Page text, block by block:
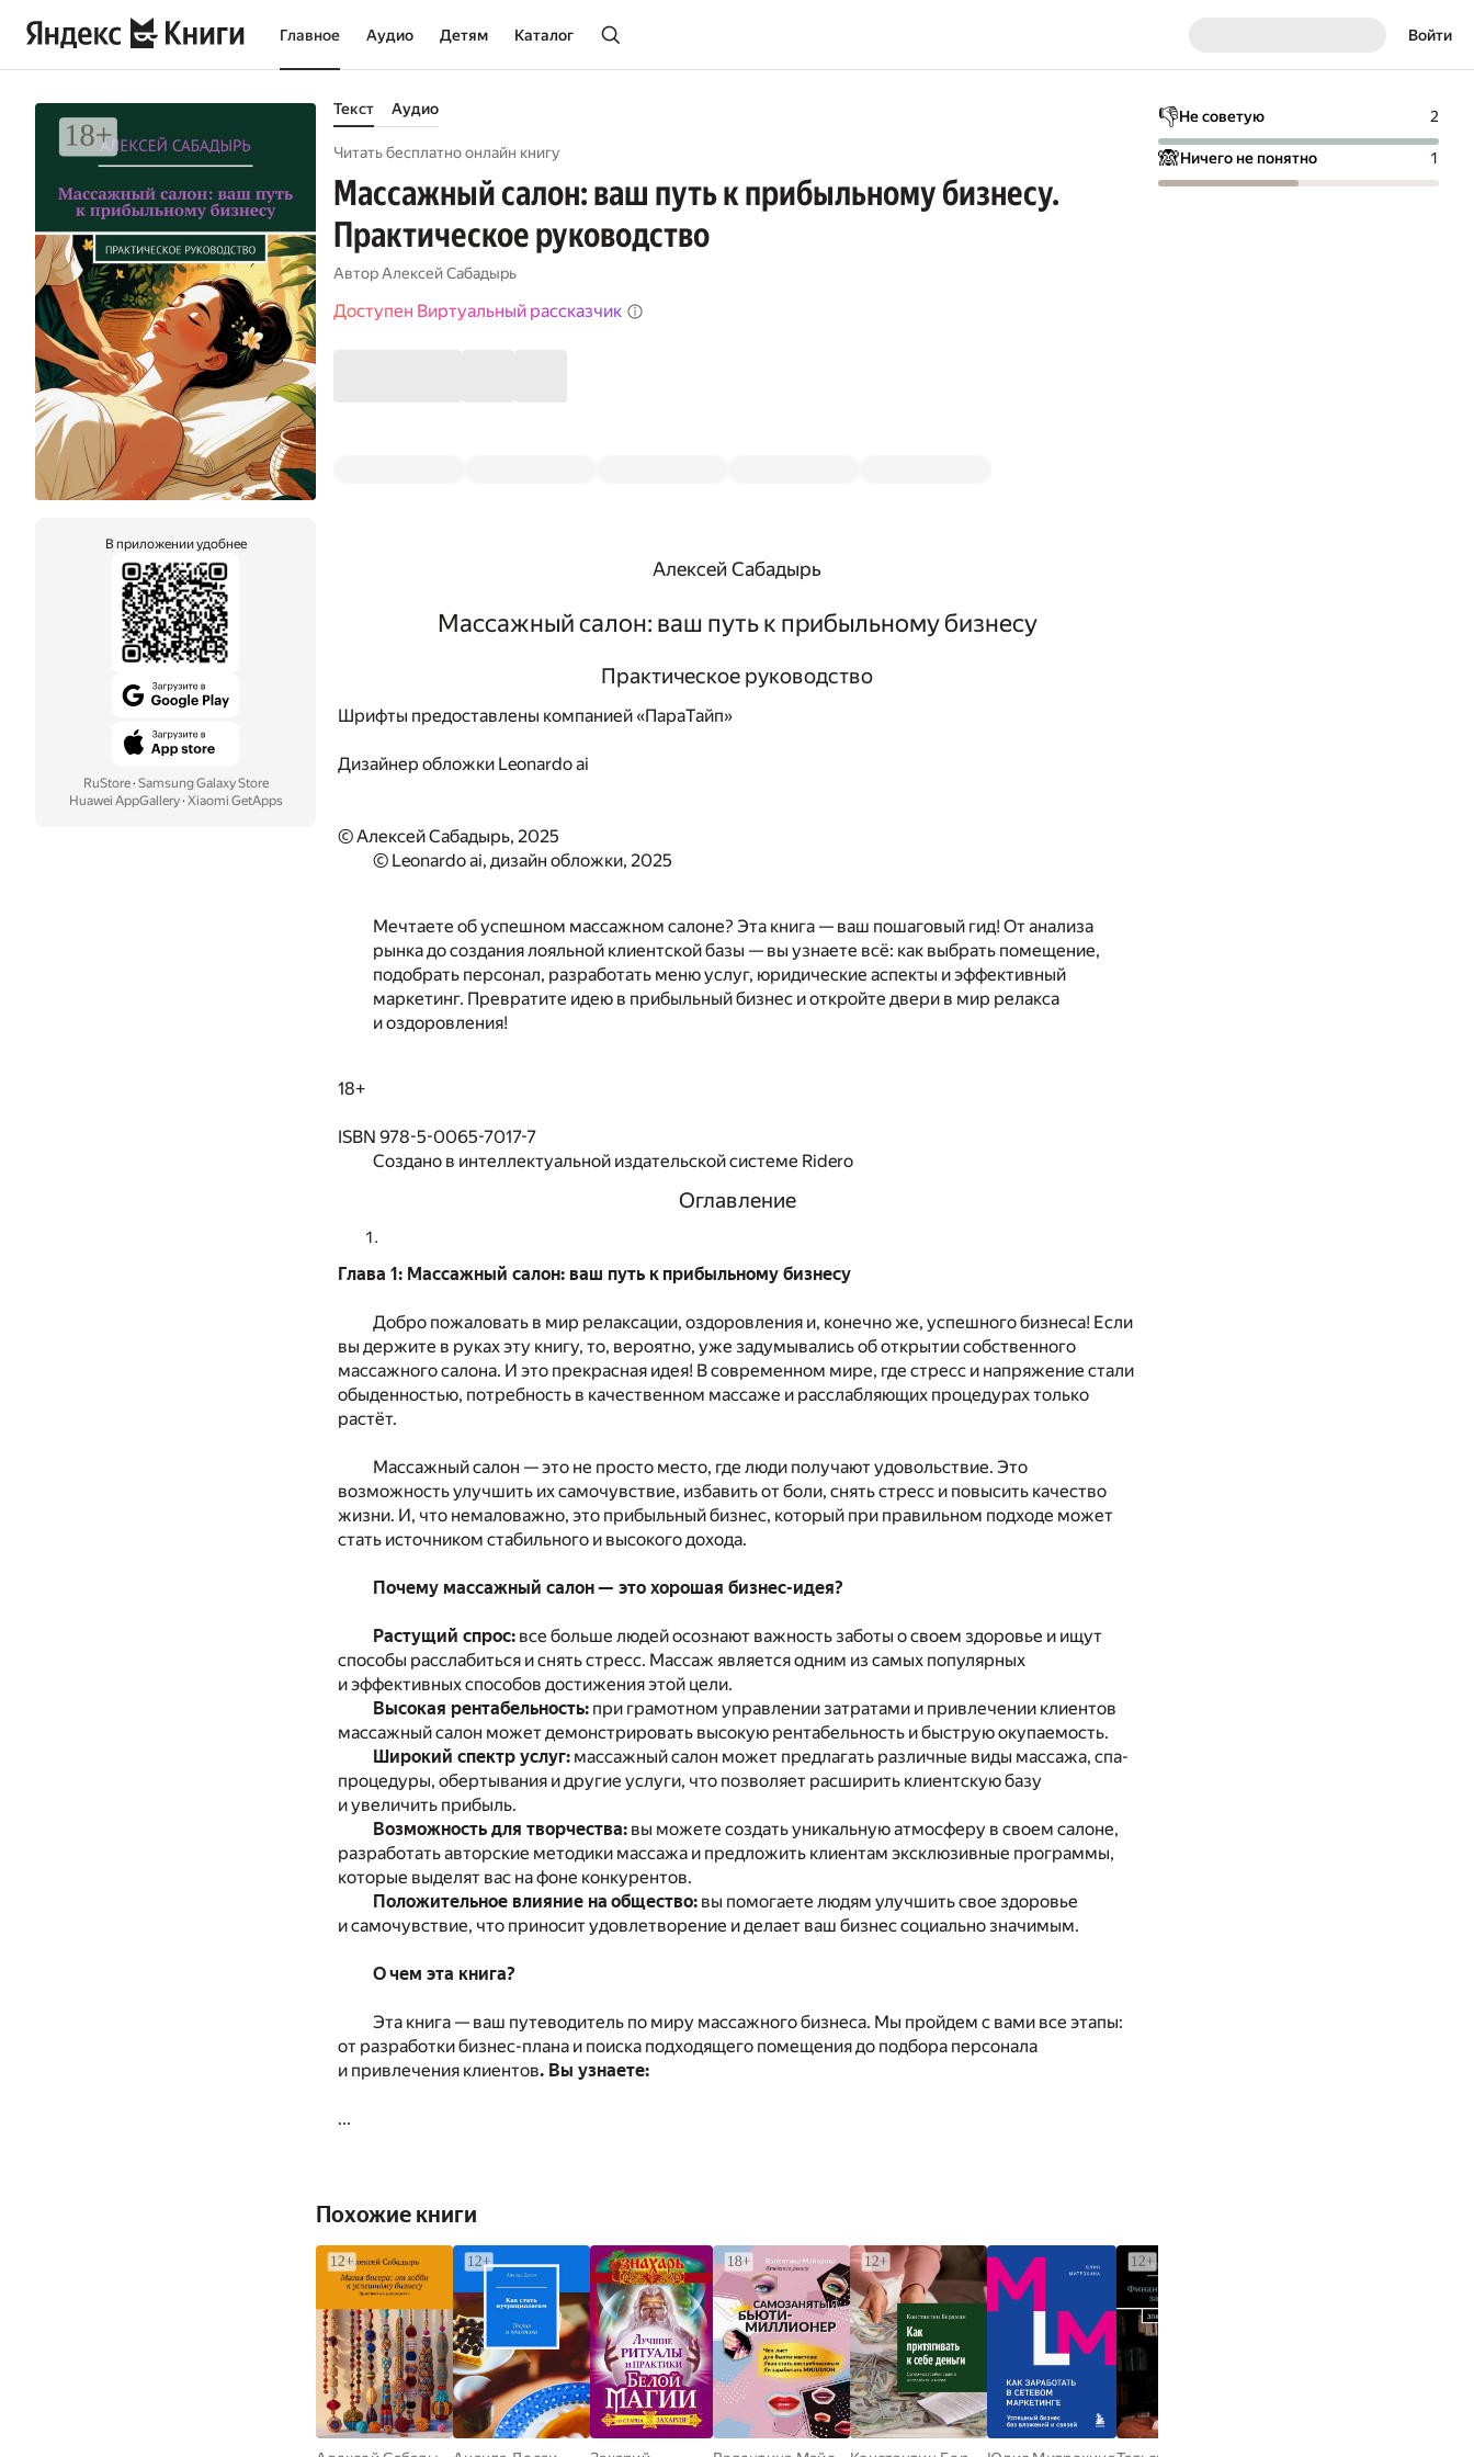
Главное Аудио Детям Каталог Войти
В приложении удобнее
RuStore· Samsung Galaxy Store
Huawei AppGallery· Xiaomi GetApps
Текст Аудио
Читать бесплатно онлайн книгу
Массажный салон: ваш путь к прибыльному бизнесу.
Практическое руководство
АвторАлексей Сабадырь
Доступен Виртуальный рассказчик
Алексей Сабадырь
Массажный салон: ваш путь к прибыльному бизнесу
Практическое руководство
Шрифты предоставлены компанией «ПараТайп»
Дизайнер обложки Leonardo ai
© Алексей Сабадырь, 2025
© Leonardo ai, дизайн обложки, 2025
Мечтаете об успешном массажном салоне? Эта книга — ваш пошаговый гид! От анализа
рынка до создания лояльной клиентской базы — вы узнаете всё: как выбрать помещение,
подобрать персонал, разработать меню услуг, юридические аспекты и эффективный
маркетинг. Превратите идею в прибыльный бизнес и откройте двери в мир релакса
и оздоровления!
18+
ISBN 978-5-0065-7017-7
Создано в интеллектуальной издательской системе Ridero
Оглавление
Глава 1: Массажный салон: ваш путь к прибыльному бизнесу
Добро пожаловать в мир релаксации, оздоровления и, конечно же, успешного бизнеса! Если
вы держите в руках эту книгу, то, вероятно, уже задумывались об открытии собственного
массажного салона. И это прекрасная идея! В современном мире, где стресс и напряжение стали
обыденностью, потребность в качественном массаже и расслабляющих процедурах только
растёт.
Массажный салон — это не просто место, где люди получают удовольствие. Это
возможность улучшить их самочувствие, избавить от боли, снять стресс и повысить качество
жизни. И, что немаловажно, это прибыльный бизнес, который при правильном подходе может
стать источником стабильного и высокого дохода.
Почему массажный салон — это хорошая бизнес-идея?
Растущий спрос: все больше людей осознают важность заботы о своем здоровье и ищут
способы расслабиться и снять стресс. Массаж является одним из самых популярных
и эффективных способов достижения этой цели.
Высокая рентабельность: при грамотном управлении затратами и привлечении клиентов
массажный салон может демонстрировать высокую рентабельность и быструю окупаемость.
Широкий спектр услуг: массажный салон может предлагать различные виды массажа, спа-
процедуры, обертывания и другие услуги, что позволяет расширить клиентскую базу
и увеличить прибыль.
Возможность для творчества: вы можете создать уникальную атмосферу в своем салоне,
разработать авторские методики массажа и предложить клиентам эксклюзивные программы,
которые выделят вас на фоне конкурентов.
Положительное влияние на общество: вы помогаете людям улучшить свое здоровье
и самочувствие, что приносит удовлетворение и делает ваш бизнес социально значимым.
О чем эта книга?
Эта книга — ваш путеводитель по миру массажного бизнеса. Мы пройдем с вами все этапы:
от разработки бизнес-плана и поиска подходящего помещения до подбора персонала
и привлечения клиентов. Вы узнаете:
...
Похожие книги
👎Не советую 2
🙈Ничего не понятно 1